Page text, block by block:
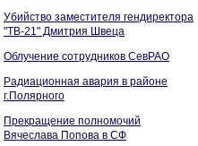
Убийство заместителя гендиректора
"ТВ-21" Дмитрия Швеца
Облучение сотрудников СевРАО
Радиационная авария в районе
г.Полярного
Прекращение полномочий
Вячеслава Попова в СФ